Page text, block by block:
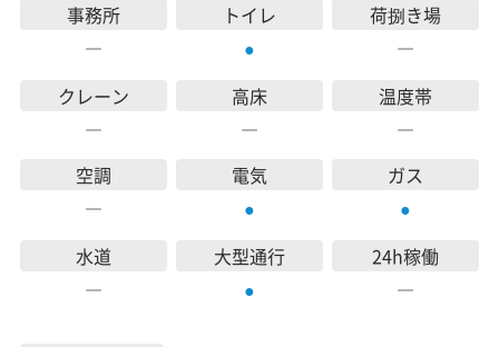
事務所
―
トイレ
●
荷捌き場
―
クレーン
―
高床
―
温度帯
―
空調
―
電気
●
ガス
●
水道
―
大型通行
●
24h稼働
―